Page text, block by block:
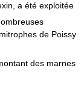
a été exploitée
de Poissy
des marnes